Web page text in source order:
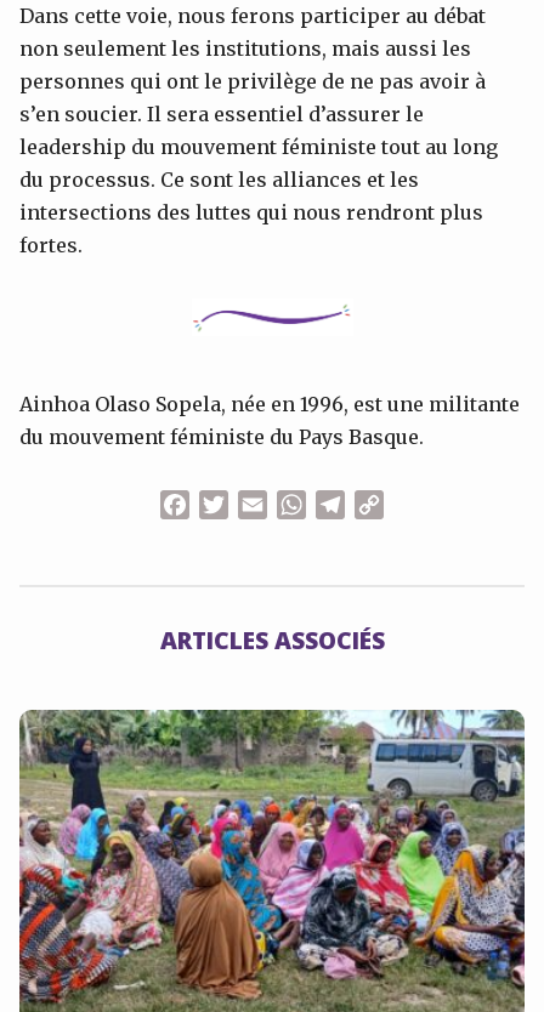
Dans cette voie, nous ferons participer au débat
non seulement les institutions, mais aussi les
personnes qui ont le privilège de ne pas avoir à
s’en soucier. Il sera essentiel d’assurer le
leadership du mouvement féministe tout au long
du processus. Ce sont les alliances et les
intersections des luttes qui nous rendront plus
fortes.
Ainhoa Olaso Sopela, née en 1996, est une militante
du mouvement féministe du Pays Basque.
FacebookTwitterEmailWhatsApp
Telegram
ARTICLES ASSOCIÉS